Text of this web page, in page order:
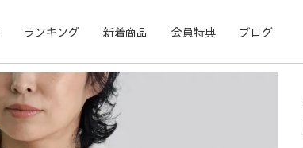
ランキング 新着商品 会員特典 ブログ